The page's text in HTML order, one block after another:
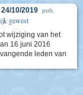
24/10/2019 pub.
gewest
wijziging van het
16 juni 2016
leden van